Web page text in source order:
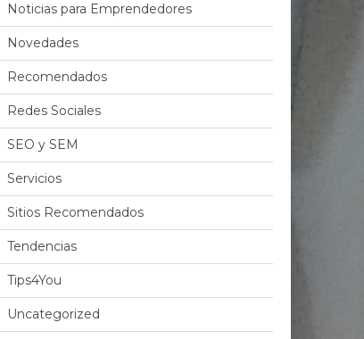
Noticias para Emprendedores
Novedades
Recomendados
Redes Sociales
SEO y SEM
Servicios
Sitios Recomendados
Tendencias
Tips4You
Uncategorized